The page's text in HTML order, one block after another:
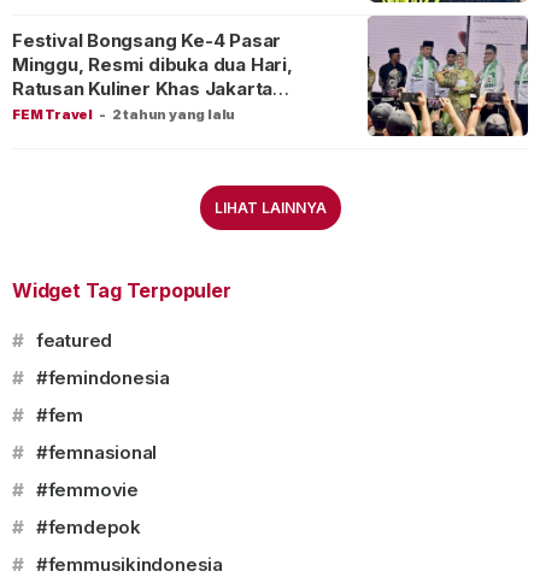
FEM Travel - 2 tahun yang lalu
Festival Bongsang Ke-4 Pasar
Minggu, Resmi dibuka dua Hari,
Ratusan Kuliner Khas Jakarta
Bertebaran
LIHAT LAINNYA
Widget Tag Terpopuler
# featured
# #femindonesia
# #fem
# #femnasional
# #femmovie
# #femdepok
# #femmusikindonesia